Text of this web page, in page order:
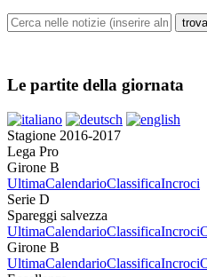
Le partite della giornata
Stagione 2016-2017
Lega Pro
Girone B
UltimaCalendarioClassificaIncroci
Serie D
Spareggi salvezza
UltimaCalendarioClassificaIncroci
Girone B
UltimaCalendarioClassificaIncroci